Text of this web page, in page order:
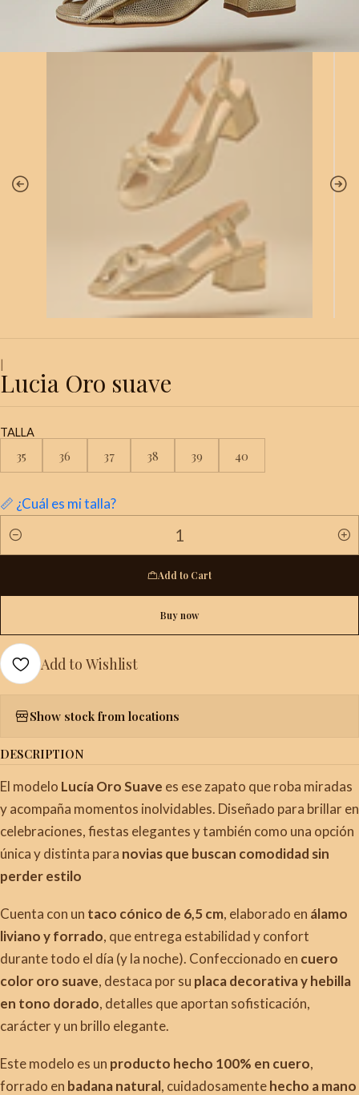
|
Lucia Oro suave
TALLA
35 36 37 38 39 40
📏 ¿Cuál es mi talla?
Quantity
Add to Cart
Buy now
Add to Wishlist
Show stock from locations
DESCRIPTION
El modelo Lucía Oro Suave es ese zapato que roba miradas
y acompaña momentos inolvidables. Diseñado para brillar en
celebraciones, fiestas elegantes y también como una opción
única y distinta para novias que buscan comodidad sin
perder estilo
Cuenta con un taco cónico de 6,5 cm, elaborado en álamo
liviano y forrado, que entrega estabilidad y confort
durante todo el día (y la noche). Confeccionado en cuero
color oro suave, destaca por su placa decorativa y hebilla
en tono dorado, detalles que aportan sofisticación,
carácter y un brillo elegante.
Este modelo es un producto hecho 100% en cuero,
forrado en badana natural, cuidadosamentehecho a mano